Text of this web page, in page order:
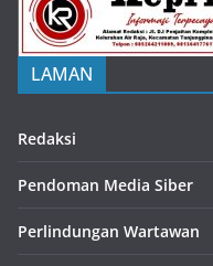
LAMAN
Redaksi
Pendoman Media Siber
Perlindungan Wartawan